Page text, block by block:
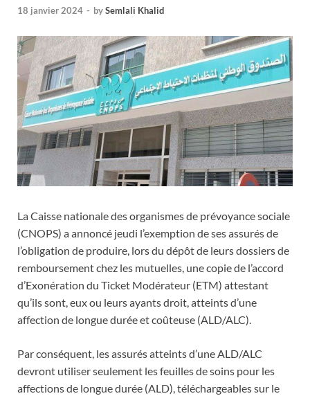
18 janvier 2024 - bySemlali Khalid
La Caisse nationale des organismes de prévoyance sociale
(CNOPS) a annoncé jeudi l’exemption de ses assurés de
l’obligation de produire, lors du dépôt de leurs dossiers de
remboursement chez les mutuelles, une copie de l’accord
d’Exonération du Ticket Modérateur (ETM) attestant
qu’ils sont, eux ou leurs ayants droit, atteints d’une
affection de longue durée et coûteuse (ALD/ALC).
Par conséquent, les assurés atteints d’une ALD/ALC
devront utiliser seulement les feuilles de soins pour les
affections de longue durée (ALD), téléchargeables sur le